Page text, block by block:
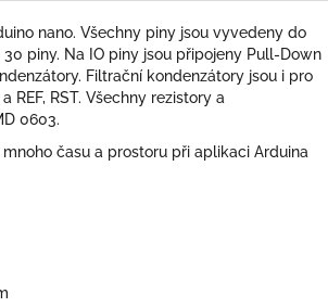
nano. Všechny piny jsou vyvedeny do
piny. Na IO piny jsou připojeny Pull-Down
Filtrační kondenzátory jsou i pro
REF, RST. Všechny rezistory a
0603.
mnoho času a prostoru při aplikaci Arduina